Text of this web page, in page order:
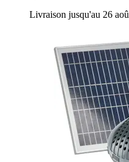
Livraison jusqu'au 26